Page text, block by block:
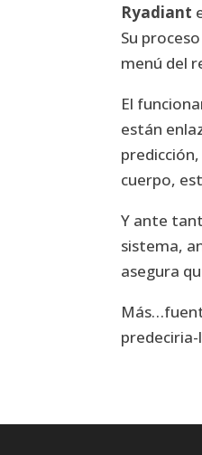
Ryadiant
Su
menú del
El
están
cuerpo,
Y ante
sistema,
asegura